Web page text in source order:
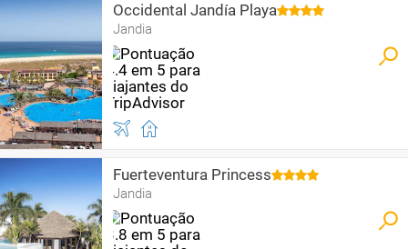
Occidental Jandía Playa
Jandia
Fuerteventura Princess
Jandia